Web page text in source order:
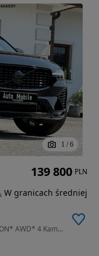
1 / 6
1969 cm3 • 197 KM • R DESIGN+BLACK EDITION* AWD* 4 Kamery* Panorama* Webasto * Blis * Hak
139 800 PLN
W granicach średniej